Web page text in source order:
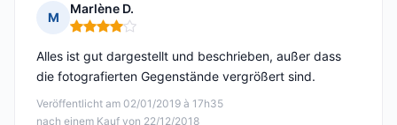
M
Marlène D.
Hinweis: 4 von 5
Veröffentlicht am 02/01/2019 à 17h35
nach einem Kauf von 22/12/2018
Alles ist gut dargestellt und beschrieben, außer dass
die fotografierten Gegenstände vergrößert sind.